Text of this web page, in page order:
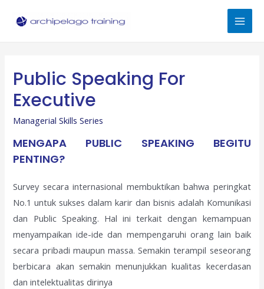
Public Speaking For
Executive
Managerial Skills Series
MENGAPA PUBLIC SPEAKING BEGITU
PENTING?
Survey secara internasional membuktikan bahwa peringkat
No.1 untuk sukses dalam karir dan bisnis adalah Komunikasi
dan Public Speaking. Hal ini terkait dengan kemampuan
menyampaikan ide-ide dan mempengaruhi orang lain baik
secara pribadi maupun massa. Semakin terampil seseorang
berbicara akan semakin menunjukkan kualitas kecerdasan
dan intelektualitas dirinya